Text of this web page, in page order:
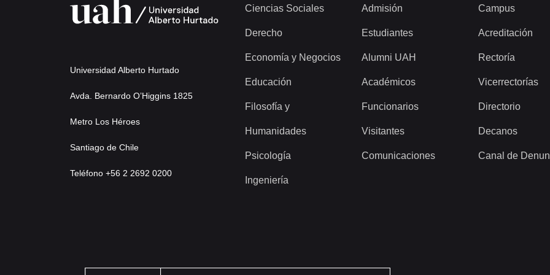
Universidad Alberto Hurtado
Avda. Bernardo O’Higgins 1825
Metro Los Héroes
Santiago de Chile
Teléfono +56 2 2692 0200
Ciencias Sociales
Derecho
Economía y Negocios
Educación
Filosofía y
Humanidades
Psicología
Ingeniería
Admisión
Estudiantes
Alumni UAH
Académicos
Funcionarios
Visitantes
Comunicaciones
Campus
Acreditación
Rectoría
Vicerrectorías
Directorio
Decanos
Canal de